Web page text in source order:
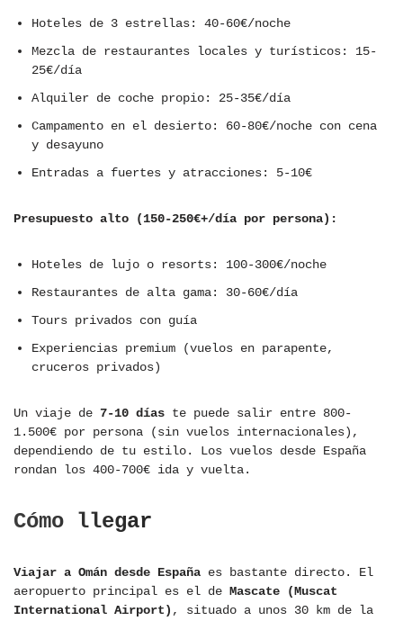
Hoteles de 3 estrellas: 40-60€/noche
Mezcla de restaurantes locales y turísticos: 15-
25€/día
Alquiler de coche propio: 25-35€/día
Campamento en el desierto: 60-80€/noche con cena
y desayuno
Entradas a fuertes y atracciones: 5-10€
Presupuesto alto (150-250€+/día por persona):
Hoteles de lujo o resorts: 100-300€/noche
Restaurantes de alta gama: 30-60€/día
Tours privados con guía
Experiencias premium (vuelos en parapente,
cruceros privados)
Un viaje de 7-10 días te puede salir entre 800-
1.500€ por persona (sin vuelos internacionales),
dependiendo de tu estilo. Los vuelos desde España
rondan los 400-700€ ida y vuelta.
Cómo llegar
Viajar a Omán desde España es bastante directo. El
aeropuerto principal es el de Mascate (Muscat
International Airport) , situado a unos 30 km de la